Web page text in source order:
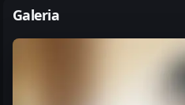
Galeria